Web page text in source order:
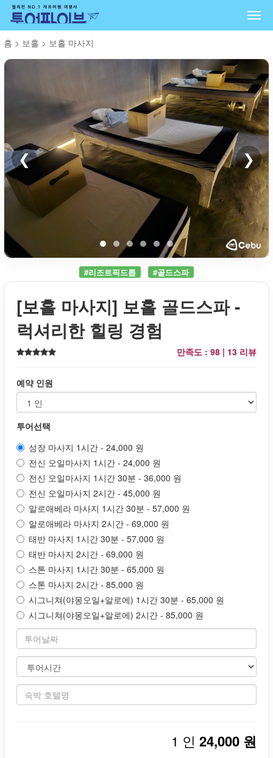
홈 > 보홀 > 보홀 마사지
❮ ❯
#리조트픽드롭 #골드스파
[보홀 마사지] 보홀 골드스파 -
럭셔리한 힐링 경험
만족도 : 98 | 13 리뷰
예약 인원
투어선택
성장 마사지 1시간 - 24,000 원
전신 오일마사지 1시간 - 24,000 원
전신 오일마사지 1시간 30분 - 36,000 원
전신 오일마사지 2시간 - 45,000 원
알로애베라 마사지 1시간 30분 - 57,000 원
알로애베라 마사지 2시간 - 69,000 원
태반 마사지 1시간 30분 - 57,000 원
태반 마사지 2시간 - 69,000 원
스톤 마사지 1시간 30분 - 65,000 원
스톤 마사지 2시간 - 85,000 원
시그니쳐(야몽오일+알로에) 1시간 30분 - 65,000 원
시그니쳐(야몽오일+알로에) 2시간 - 85,000 원
1 인 24,000 원